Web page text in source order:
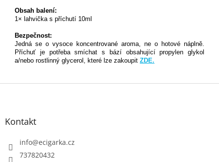
Obsah balení:
1× lahvička s příchutí 10ml
Bezpečnost:
Jedná se o vysoce koncentrované aroma, ne o hotové náplně.
Příchuť je potřeba smíchat s bází obsahující propylen glykol
a/nebo rostlinný glycerol, které lze zakoupit ZDE.
Kontakt
info@ecigarka.cz
737820432